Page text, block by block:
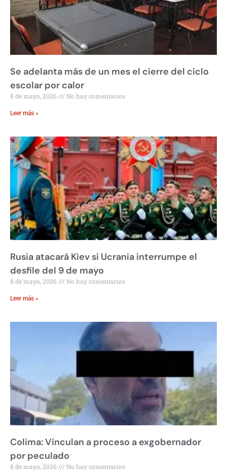
Se adelanta más de un mes el cierre del ciclo
escolar por calor
8 de mayo, 2026 No hay comentarios
Leer más »
Rusia atacará Kiev si Ucrania interrumpe el
desfile del 9 de mayo
8 de mayo, 2026 No hay comentarios
Leer más »
Colima: Vinculan a proceso a exgobernador
por peculado
8 de mayo, 2026 No hay comentarios